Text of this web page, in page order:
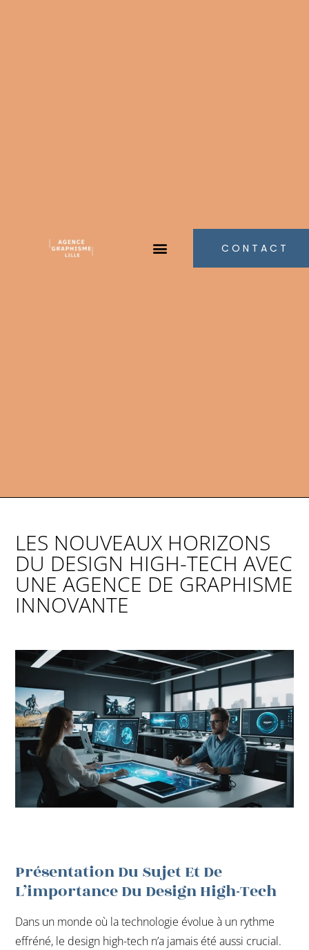
CONTACT
LES NOUVEAUX HORIZONS
DU DESIGN HIGH-TECH AVEC
UNE AGENCE DE GRAPHISME
INNOVANTE
Présentation Du Sujet Et De
L’importance Du Design High-Tech
Dans un monde où la technologie évolue à un rythme
effréné, le design high-tech n’a jamais été aussi crucial.